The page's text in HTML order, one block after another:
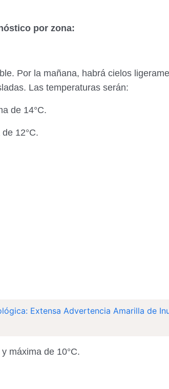
por zona:
Por la mañana, habrá cielos
Las temperaturas serán:
de 14°C.
12°C.
Extensa Advertencia Amarilla de
máxima de 10°C.